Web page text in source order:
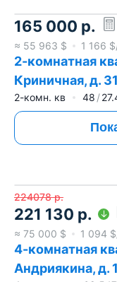
165 000 р.
≈ 55 963 $ 1 166
2-комнатная
Криничная, д. 31
2-комн. кв 48
224078 р.
221 130 р.
≈ 75 000 $ 1 094
4-комнатная
Андриякина, д.